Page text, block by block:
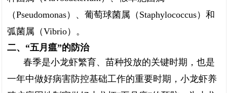
（Pseudomonas）、葡萄球菌属（Staphylococcus）和
弧菌属（Vibrio）。
二、“五月瘟”的防治
春季是小龙虾繁育、苗种投放的关键时期，也是
一年中做好病害防控基础工作的重要时期，小龙虾养